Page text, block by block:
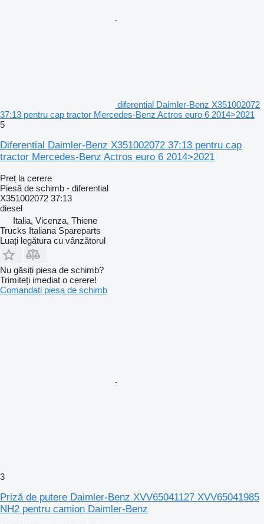
diferential Daimler-Benz X351002072
37:13 pentru cap tractor Mercedes-Benz Actros euro 6 2014>2021
5
Diferential Daimler-Benz X351002072 37:13 pentru cap
tractor Mercedes-Benz Actros euro 6 2014>2021
Preț la cerere
Piesă de schimb - diferential
X351002072 37:13
diesel
Italia, Vicenza, Thiene
Trucks Italiana Spareparts
Luați legătura cu vânzătorul
Nu găsiți piesa de schimb?
Trimiteți imediat o cerere!
Comandați piesa de schimb
3
Priză de putere Daimler-Benz XVV65041127 XVV65041985
NH2 pentru camion Daimler-Benz